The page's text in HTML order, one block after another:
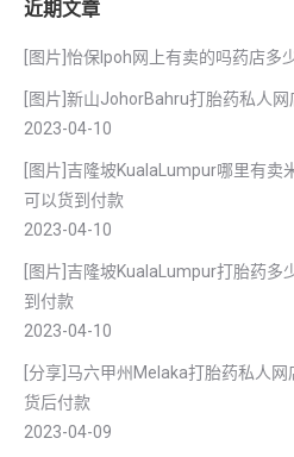
近期文章
[图片]怡保lpoh网上有卖的吗药店多
[图片]新山JohorBahru打胎药私人
2023-04-10
[图片]吉隆坡KualaLumpur哪里有卖
可以货到付款
2023-04-10
[图片]吉隆坡KualaLumpur打胎药多
到付款
2023-04-10
[分享]马六甲州Melaka打胎药私人
货后付款
2023-04-09